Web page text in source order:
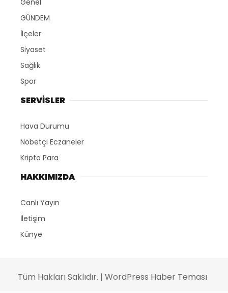
GÜNDEM
İlçeler
Siyaset
Sağlık
Spor
SERVİSLER
Hava Durumu
Nöbetçi Eczaneler
Kripto Para
HAKKIMIZDA
Canlı Yayın
İletişim
Künye
Tüm Hakları Saklıdır. | WordPress Haber Teması